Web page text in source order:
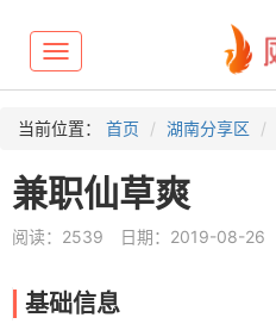
Toggle
navigation
当前位置： 首页 湖南分享区
兼职仙草爽
阅读：2539 日期：2019-08-26
基础信息